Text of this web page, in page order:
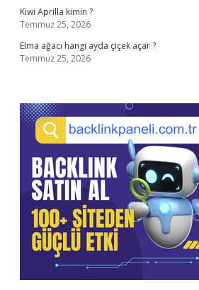
Kiwi Aprilla kimin ?
Temmuz 25, 2026
Elma ağacı hangi ayda çiçek açar ?
Temmuz 25, 2026